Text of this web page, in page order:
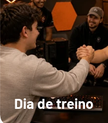
Dia de treino